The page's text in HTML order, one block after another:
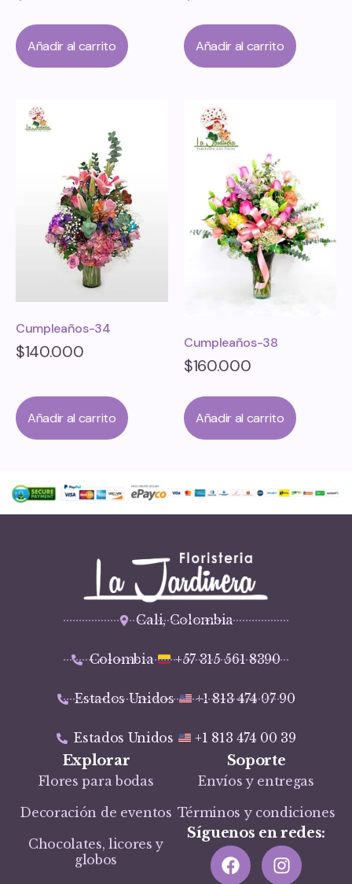
Añadir al carrito Añadir al carrito
Cumpleaños-34
$140.000
Añadir al carrito
Cumpleaños-38
$160.000
Añadir al carrito
Cali, Colombia
Colombia +57 315 561 8390
Estados Unidos +1 813 474 07 90
Estados Unidos +1 813 474 00 39
Explorar
Flores para bodas
Decoración de eventos
Chocolates, licores y
globos
Soporte
Envíos y entregas
Términos y condiciones
Síguenos en redes: